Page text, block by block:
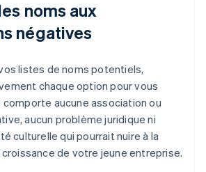
noms aux
négatives
listes de noms potentiels,
chaque option pour vous
comporte aucune association ou
aucun problème juridique ni
culturelle qui pourrait nuire à la
de votre jeune entreprise.